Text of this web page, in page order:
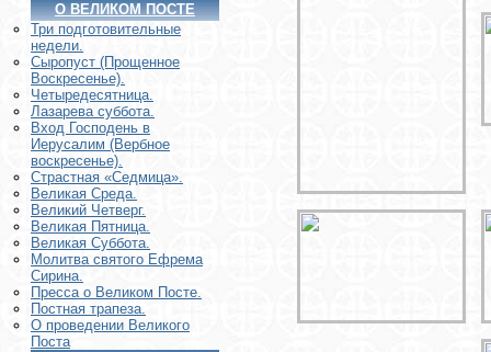
О ВЕЛИКОМ ПОСТЕ
Три подготовительные
недели.
Сыропуст (Прощенное
Воскресенье).
Четыредесятница.
Лазарева суббота.
Вход Господень в
Иерусалим (Вербное
воскресенье).
Страстная «Седмица».
Великая Среда.
Великий Четверг.
Великая Пятница.
Великая Суббота.
Молитва святого Ефрема
Сирина.
Пресса о Великом Посте.
Постная трапеза.
О проведении Великого
Поста